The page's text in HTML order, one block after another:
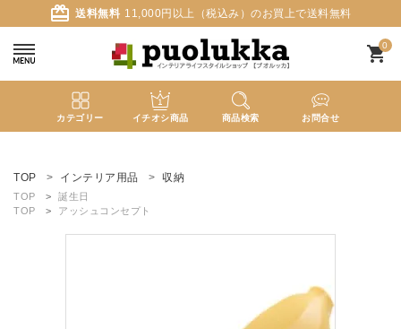
card_giftcard 送料無料 11,000円以上（税込み）のお買上で送料無料
0
shopping_cart
カテゴリー イチオシ商品 商品検索 お問合せ
ようこそ ゲスト 様
TOP インテリア用品 収納
TOP
誕生日
TOP
アッシュコンセプト